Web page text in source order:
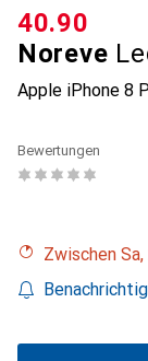
Noreve
Apple iPhone 8
CHF
40.90
Bewertungen
Zwischen